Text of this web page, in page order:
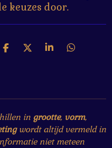
keuzes door.
D
D
S
D
in grootte, vorm,
wordt altijd vermeld in
niet meteen